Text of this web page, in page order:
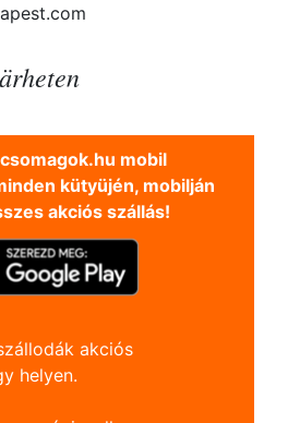
mobil
kütyüjén, mobilján
akciós szállás!
akciós
helyen.